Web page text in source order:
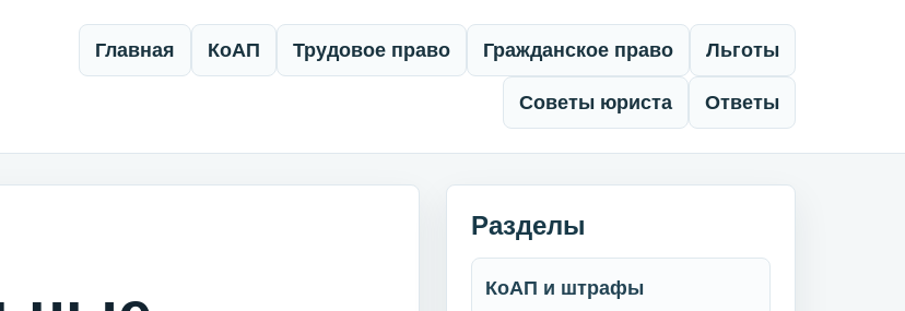
Главная КоАП Трудовое право Гражданское право Льготы
Советы юриста Ответы
Разделы
КоАП и штрафы